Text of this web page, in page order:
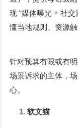
现“媒体曝光+社交
懂当地规则、资源
针对预算有限或有
场景诉求的主体，
心。
1.软文猫